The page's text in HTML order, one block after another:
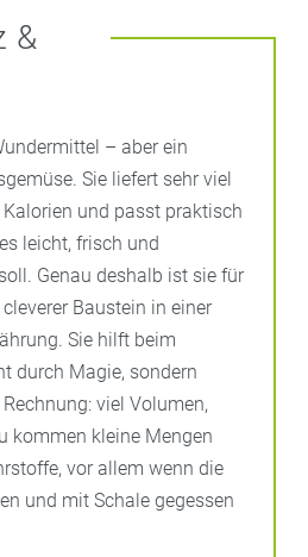
&
– aber ein
Sie liefert sehr viel
Kalorien und passt praktisch
leicht, frisch und
Genau deshalb ist sie für
Baustein in einer
Sie hilft beim
durch Magie, sondern
viel Volumen,
kommen kleine Mengen
vor allem wenn die
und mit Schale gegessen